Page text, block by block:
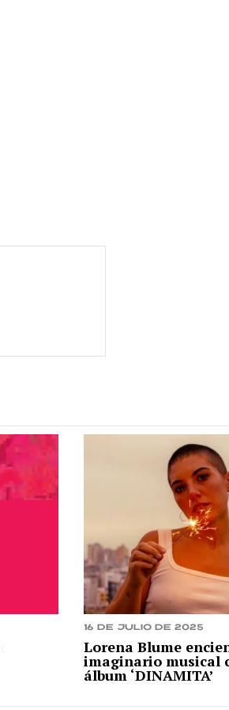
16 de julio de 2025
Lorena Blume
imaginario musical
álbum ‘DINAMITA’